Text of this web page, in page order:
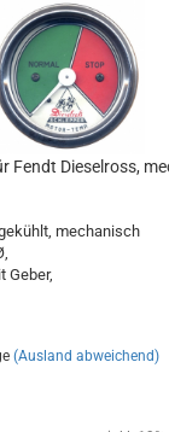
Fendt Dieselross,
mechanisch
Geber,
(Ausland abweichend)